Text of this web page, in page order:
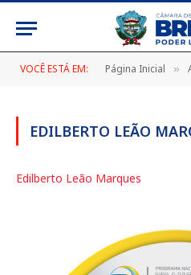
VOCÊ ESTÁ EM: Página Inicial »
EDILBERTO LEÃO
Edilberto Leão Marques